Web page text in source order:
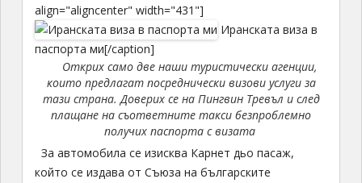
align="aligncenter" width="431"]
Иранската виза в
паспорта ми[/caption]
Открих само две наши туристически агенции,
които предлагат посреднически визови услуги за
тази страна. Доверих се на Пингвин Тревъл и след
плащане на съответните такси безпроблемно
получих паспорта с визата
За автомобила се изисква Карнет дьо пасаж,
който се издава от Съюза на българските